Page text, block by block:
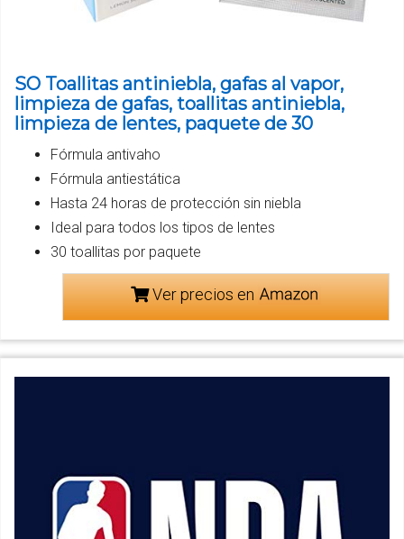
SO Toallitas antiniebla, gafas al vapor,
limpieza de gafas, toallitas antiniebla,
limpieza de lentes, paquete de 30
Fórmula antivaho
Fórmula antiestática
Hasta 24 horas de protección sin niebla
Ideal para todos los tipos de lentes
30 toallitas por paquete
Ver precios en